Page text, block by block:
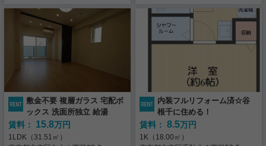
◆日当たり、眺望良好！◆
ペット飼育可◆
価格： 1億3,980
2LDK（60.31㎡）
◆即時内見可能◆ 周辺、住
環境良好な分譲マンション
です。 弊店近隣にございま
すので、即時内見可能で
価格：1億5,400
2LDK（77.10㎡）
敷金不要 複層ガラス 宅配ボ
ックス 洗面所独立 給湯
賃料： 15.8万円
1LDK（31.51㎡）
内装フルリフォーム済☆谷
根千に住める！
賃料：8.5万円
1K（18.00㎡）